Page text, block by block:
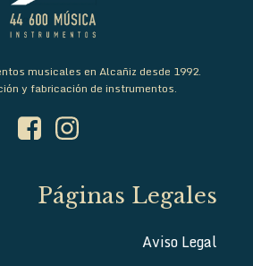
musicales en Alcañiz desde 1992.
y fabricación de instrumentos.
Páginas Legales
Aviso Legal